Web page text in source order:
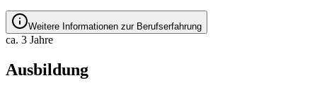
Weitere Informationen zur Berufserfahrung
ca. 3 Jahre
Ausbildung